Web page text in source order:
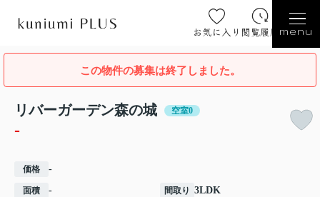
お気に入り 閲覧履歴 menu
この物件の募集は終了しました。
リバーガーデン森の城 空室0
-
価格 -
面積 - 間取り 3LDK